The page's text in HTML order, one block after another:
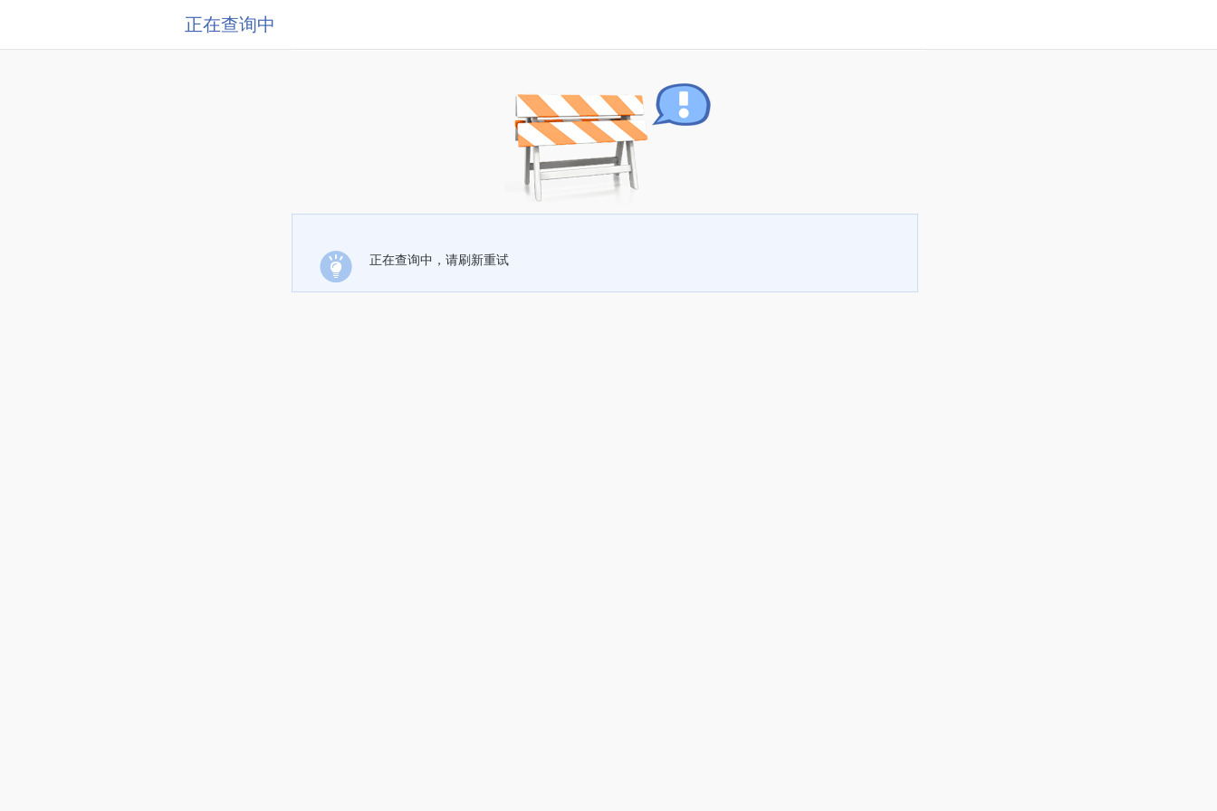
正在查询中
正在查询中，请刷新重试